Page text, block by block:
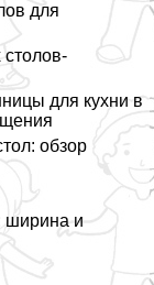
для
столов-
для кухни в
обзор
ширина и